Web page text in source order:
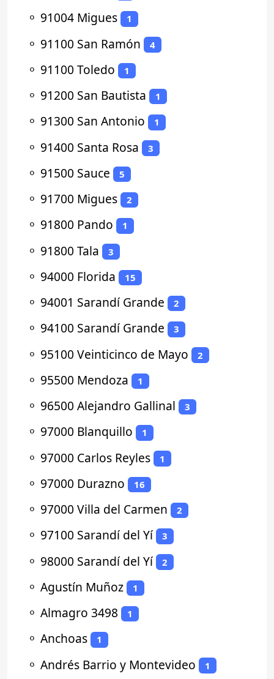
⚬ 91004 Migues 1
⚬ 91100 San Ramón 4
⚬ 91100 Toledo 1
⚬ 91200 San Bautista 1
⚬ 91300 San Antonio 1
⚬ 91400 Santa Rosa 3
⚬ 91500 Sauce 5
⚬ 91700 Migues 2
⚬ 91800 Pando 1
⚬ 91800 Tala 3
⚬ 94000 Florida 15
⚬ 94001 Sarandí Grande 2
⚬ 94100 Sarandí Grande 3
⚬ 95100 Veinticinco de Mayo 2
⚬ 95500 Mendoza 1
⚬ 96500 Alejandro Gallinal 3
⚬ 97000 Blanquillo 1
⚬ 97000 Carlos Reyles 1
⚬ 97000 Durazno 16
⚬ 97000 Villa del Carmen 2
⚬ 97100 Sarandí del Yí 3
⚬ 98000 Sarandí del Yí 2
⚬ Agustín Muñoz 1
⚬ Almagro 3498 1
⚬ Anchoas 1
⚬ Andrés Barrio y Montevideo 1